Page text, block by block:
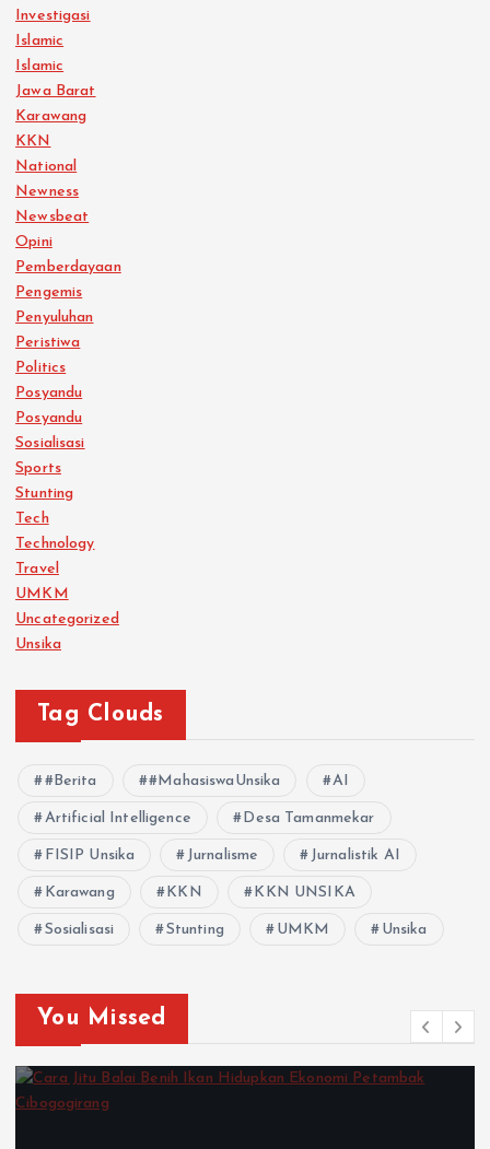
Investigasi
Islamic
Islamic
Jawa Barat
Karawang
KKN
National
Newness
Newsbeat
Opini
Pemberdayaan
Pengemis
Penyuluhan
Peristiwa
Politics
Posyandu
Posyandu
Sosialisasi
Sports
Stunting
Tech
Technology
Travel
UMKM
Uncategorized
Unsika
Tag Clouds
#Berita #MahasiswaUnsika AI
Artificial Intelligence Desa Tamanmekar
FISIP Unsika Jurnalisme Jurnalistik AI
Karawang KKN KKN UNSIKA
Sosialisasi Stunting UMKM Unsika
You Missed